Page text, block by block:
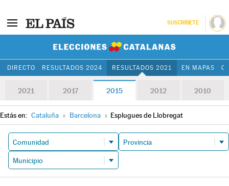
SUSCRÍBETE
DIRECTO RESULTADOS 2024 RESULTADOS 2021 EN MAPAS
2021 2017 2015 2012 2010
Estás en: Cataluña » Barcelona » Esplugues de Llobregat